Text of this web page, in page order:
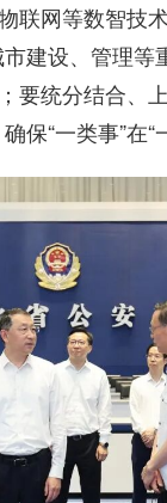
联网等数智技
建设、管理
要统分结合、
保“一类事”在“